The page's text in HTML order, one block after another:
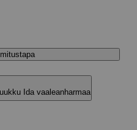
Ida vaaleanharmaa